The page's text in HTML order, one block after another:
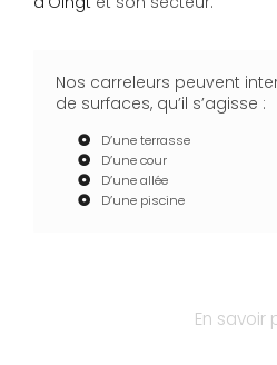
Nos carreleurs peuvent
de surfaces, qu’il s’agisse :
D’une terrasse
D’une cour
D’une allée
D’une piscine
En savoir